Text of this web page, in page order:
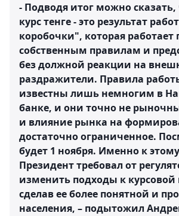
- Подводя итог можно сказать,
курс тенге - это результат
коробочки", которая работает
собственным правилам и
без должной реакции на
раздражители. Правила
известны лишь немногим в
банке, и они точно не
и влияние рынка на
достаточно ограниченное.
будет 1 ноября. Именно к
Президент требовал от
изменить подходы к курсовой
сделав ее более понятной и
населения, – подытожил